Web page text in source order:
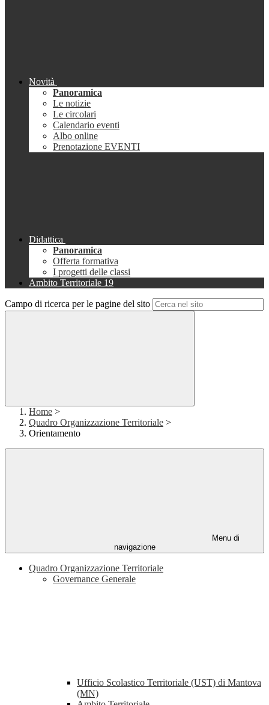
Novità
Panoramica
Le notizie
Le circolari
Calendario eventi
Albo online
Prenotazione EVENTI
Didattica
Panoramica
Offerta formativa
I progetti delle classi
Ambito Territoriale 19
Campo di ricerca per le pagine del sito
Home >
Quadro Organizzazione Territoriale >
Orientamento
Menu di
navigazione
Quadro Organizzazione Territoriale
Governance Generale
Ufficio Scolastico Territoriale (UST) di Mantova
(MN)